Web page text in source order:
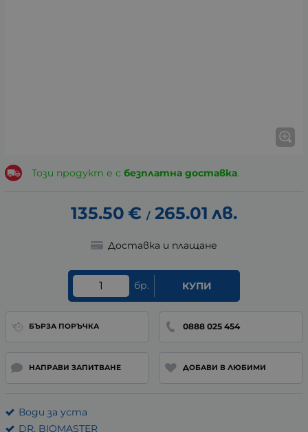
Този продукт е с безплатна доставка.
135.50 € / 265.01 лв.
Доставка и плащане
бр. КУПИ
БЪРЗА ПОРЪЧКА 0888 025 454
НАПРАВИ ЗАПИТВАНЕ ДОБАВИ В ЛЮБИМИ
Води за уста
DR. BIOMASTER